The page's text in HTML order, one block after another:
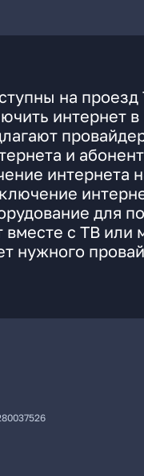
на
интернет
и
интернета
для
с ТВ или
нужного